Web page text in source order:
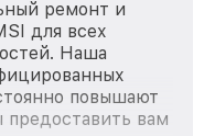
ремонт и
для всех
Наша
повышают
вам